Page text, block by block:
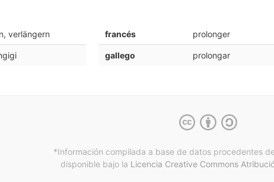
verlängern francés prolonger
gallego prolongar
*Información compilada a base de datos procedentes
disponible bajo la Licencia Creative Commons